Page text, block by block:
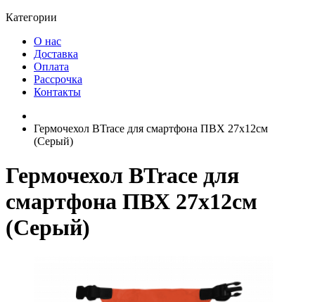
Категории
О нас
Доставка
Оплата
Рассрочка
Контакты
Гермочехол BTrace для смартфона ПВХ 27х12см
(Серый)
Гермочехол BTrace для
смартфона ПВХ 27х12см
(Серый)